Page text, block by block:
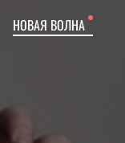
НОВАЯ ВОЛНА